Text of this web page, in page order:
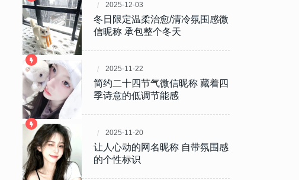
2025-12-03
冬日限定温柔治愈/清冷氛围感微
信昵称 承包整个冬天
2025-11-22
简约二十四节气微信昵称 藏着四
季诗意的低调节能感
2025-11-20
让人心动的网名昵称 自带氛围感
的个性标识